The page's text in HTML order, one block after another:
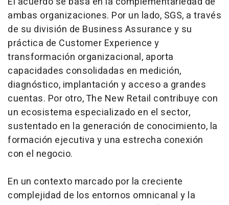
ambas organizaciones. Por un lado, SGS, a través
de su división de Business Assurance y su
práctica de Customer Experience y
transformación organizacional, aporta
capacidades consolidadas en medición,
diagnóstico, implantación y acceso a grandes
cuentas. Por otro, The New Retail contribuye con
un ecosistema especializado en el sector,
sustentado en la generación de conocimiento, la
formación ejecutiva y una estrecha conexión
con el negocio.
En un contexto marcado por la creciente
complejidad de los entornos omnicanal y la